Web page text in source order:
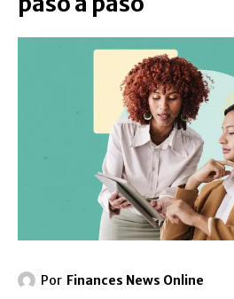
Por Finances News Online